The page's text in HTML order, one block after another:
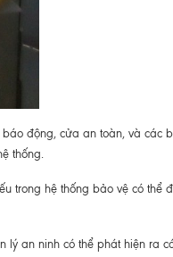
động, cửa an toàn, và các
thống.
trong hệ thống bảo vệ có thể
lý an ninh có thể phát hiện ra